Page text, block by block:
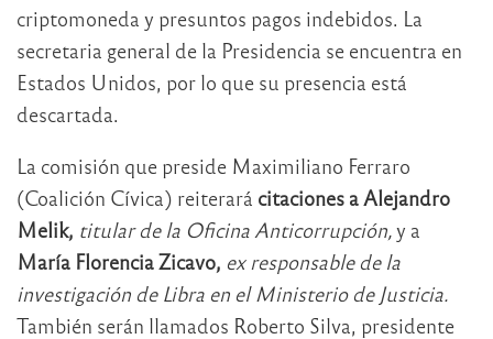
criptomoneda y presuntos pagos indebidos. La
secretaria general de la Presidencia se encuentra en
Estados Unidos, por lo que su presencia está
descartada.
La comisión que preside Maximiliano Ferraro
(Coalición Cívica) reiterará citaciones a Alejandro
Melik, titular de la Oficina Anticorrupción,y a
María Florencia Zicavo, ex responsable de la
investigación de Libra en el Ministerio de Justicia.
También serán llamados Roberto Silva, presidente